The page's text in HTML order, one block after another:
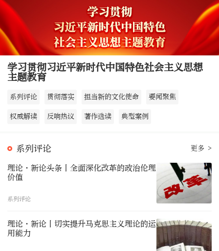
学习贯彻习近平新时代中国特色社会主义思想
主题教育
系列评论 贯彻落实 担当新的文化使命 要闻聚焦
权威解读 反响热议 著作选读 典型案例
系列评论 更多 >
理论·新论头条丨全面深化改革的政治伦理
价值
系列评论
理论·新论丨切实提升马克思主义理论的运
用能力